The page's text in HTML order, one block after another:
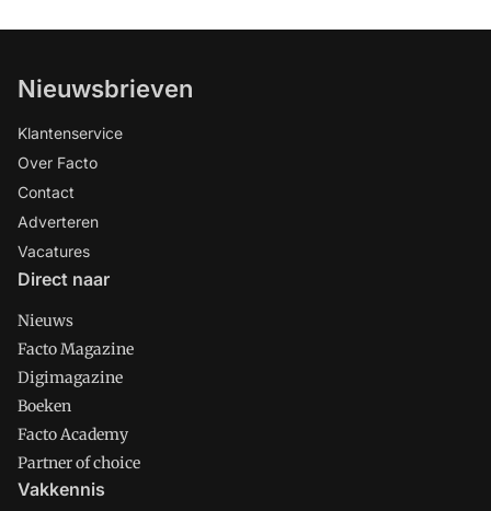
Nieuwsbrieven
Klantenservice
Over Facto
Contact
Adverteren
Vacatures
Direct naar
Nieuws
Facto Magazine
Digimagazine
Boeken
Facto Academy
Partner of choice
Vakkennis